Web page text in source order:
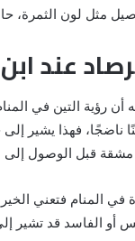
مثل لون الثمرة،
عند
رؤية التين في
ناضجًا، فهذا يشير
قبل الوصول إلى
في المنام فتعني
أو الفاسد قد